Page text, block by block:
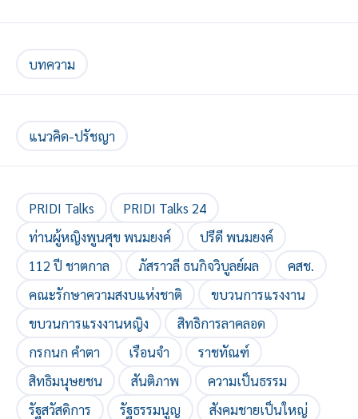
บทความ
แนวคิด-ปรัชญา
PRIDI Talks
PRIDI Talks 24
ท่านผู้หญิงพูนศุข พนมยงค์
ปรีดี พนมยงค์
112 ปี ชาตกาล
ภัสราวลี ธนกิจวิบูลย์ผล
คสช.
คณะรักษาความสงบแห่งชาติ
ขบวนการแรงงาน
ขบวนการแรงงานหญิง
สิทธิการลาคลอด
กรกนก คำตา
เรือนจำ
ราชทัณฑ์
สิทธิมนุษยชน
สันติภาพ
ความเป็นธรรม
รัฐสวัสดิการ
รัฐธรรมนูญ สังคมชายเป็นใหญ่